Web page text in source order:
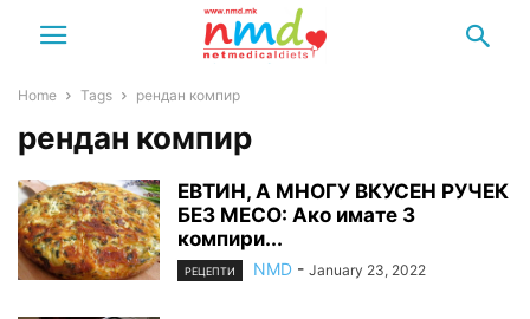
Home Tags рендан компир
рендан компир
ЕВТИН, А МНОГУ ВКУСЕН РУЧЕК
БЕЗ МЕСО: Ако имате 3
компири...
РЕЦЕПТИ NMD - January 23, 2022